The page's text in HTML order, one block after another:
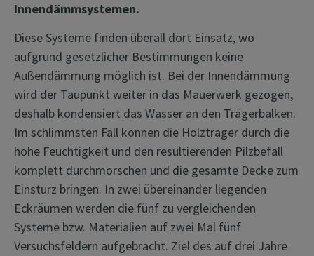
Innendämmsystemen.
Diese Systeme finden überall dort Einsatz, wo
aufgrund gesetzlicher Bestimmungen keine
Außendämmung möglich ist. Bei der Innendämmung
wird der Taupunkt weiter in das Mauerwerk gezogen,
deshalb kondensiert das Wasser an den Trägerbalken.
Im schlimmsten Fall können die Holzträger durch die
hohe Feuchtigkeit und den resultierenden Pilzbefall
komplett durchmorschen und die gesamte Decke zum
Einsturz bringen. In zwei übereinander liegenden
Eckräumen werden die fünf zu vergleichenden
Systeme bzw. Materialien auf zwei Mal fünf
Versuchsfeldern aufgebracht. Ziel des auf drei Jahre